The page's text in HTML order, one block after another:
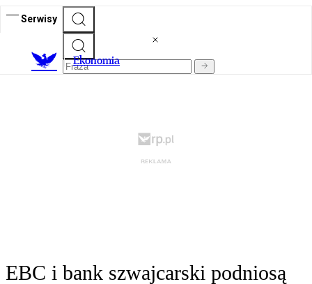
Serwisy
Ekonomia
EBC i bank szwajcarski podniosą